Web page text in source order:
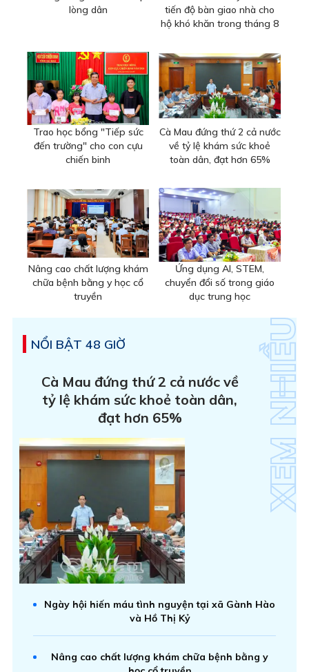
lòng dân
tiến độ bàn giao nhà cho
hộ khó khăn trong tháng 8
Trao học bổng "Tiếp sức
đến trường" cho con cựu
chiến binh
Cà Mau đứng thứ 2 cả nước
về tỷ lệ khám sức khoẻ
toàn dân, đạt hơn 65%
Nâng cao chất lượng khám
chữa bệnh bằng y học cổ
truyền
Ứng dụng AI, STEM,
chuyển đổi số trong giáo
dục trung học
NỔI BẬT 48 GIỜ
Cà Mau đứng thứ 2 cả nước về
tỷ lệ khám sức khoẻ toàn dân,
đạt hơn 65%
Ngày hội hiến máu tình nguyện tại xã Gành Hào
và Hồ Thị Kỷ
Nâng cao chất lượng khám chữa bệnh bằng y